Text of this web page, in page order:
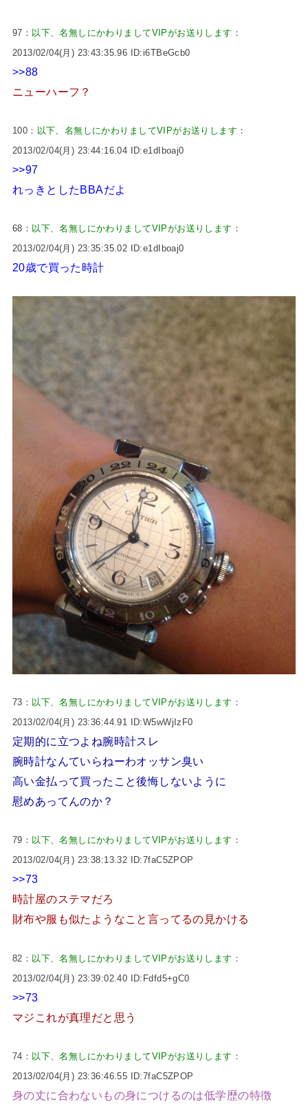
97： 以下、名無しにかわりましてVIPがお送りします ：
2013/02/04(月) 23:43:35.96 ID:i6TBeGcb0
>>88
ニューハーフ？
100： 以下、名無しにかわりましてVIPがお送りします ：
2013/02/04(月) 23:44:16.04 ID:e1dIboaj0
>>97
れっきとしたBBAだよ
68： 以下、名無しにかわりましてVIPがお送りします ：
2013/02/04(月) 23:35:35.02 ID:e1dIboaj0
20歳で買った時計
73： 以下、名無しにかわりましてVIPがお送りします ：
2013/02/04(月) 23:36:44.91 ID:W5wWjIzF0
定期的に立つよね腕時計スレ
腕時計なんていらねーわオッサン臭い
高い金払って買ったこと後悔しないように
慰めあってんのか？
79： 以下、名無しにかわりましてVIPがお送りします ：
2013/02/04(月) 23:38:13.32 ID:7faC5ZPOP
>>73
時計屋のステマだろ
財布や服も似たようなこと言ってるの見かける
82： 以下、名無しにかわりましてVIPがお送りします ：
2013/02/04(月) 23:39:02.40 ID:Fdfd5+gC0
>>73
マジこれが真理だと思う
74： 以下、名無しにかわりましてVIPがお送りします ：
2013/02/04(月) 23:36:46.55 ID:7faC5ZPOP
身の丈に合わないもの身につけるのは低学歴の特徴